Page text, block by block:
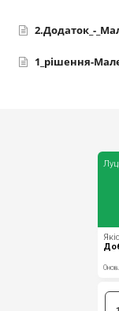
2.Додаток_-
1_рішення-